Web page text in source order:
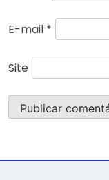
E-mail *
Site